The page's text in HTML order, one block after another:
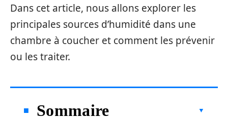
Dans cet article, nous allons explorer les
principales sources d’humidité dans une
chambre à coucher et comment les prévenir
ou les traiter.
Sommaire